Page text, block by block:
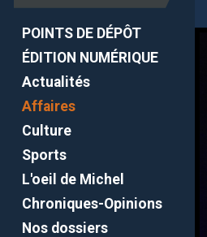
POINTS DE DÉPÔT
ÉDITION NUMÉRIQUE
Actualités
Affaires
Culture
Sports
L'oeil de Michel
Chroniques-Opinions
Nos dossiers